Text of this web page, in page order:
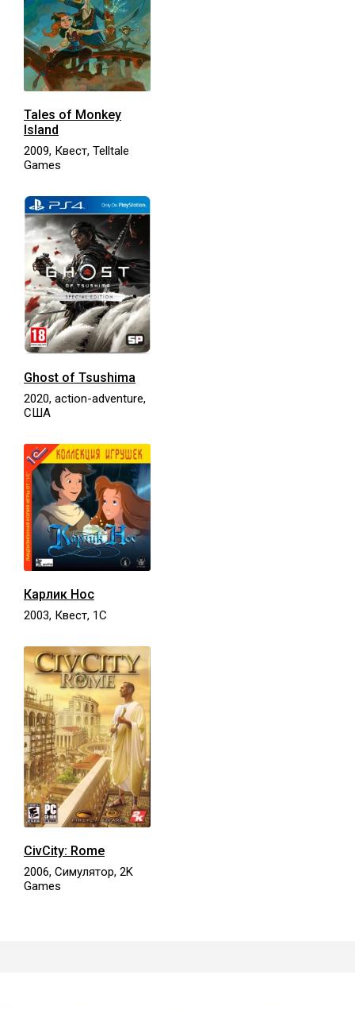
Tales of Monkey
Island
2009, Квест, Telltale
Games
Ghost of Tsushima
2020, action-adventure,
США
Карлик Нос
2003, Квест, 1С
CivCity: Rome
2006, Симулятор, 2K
Games